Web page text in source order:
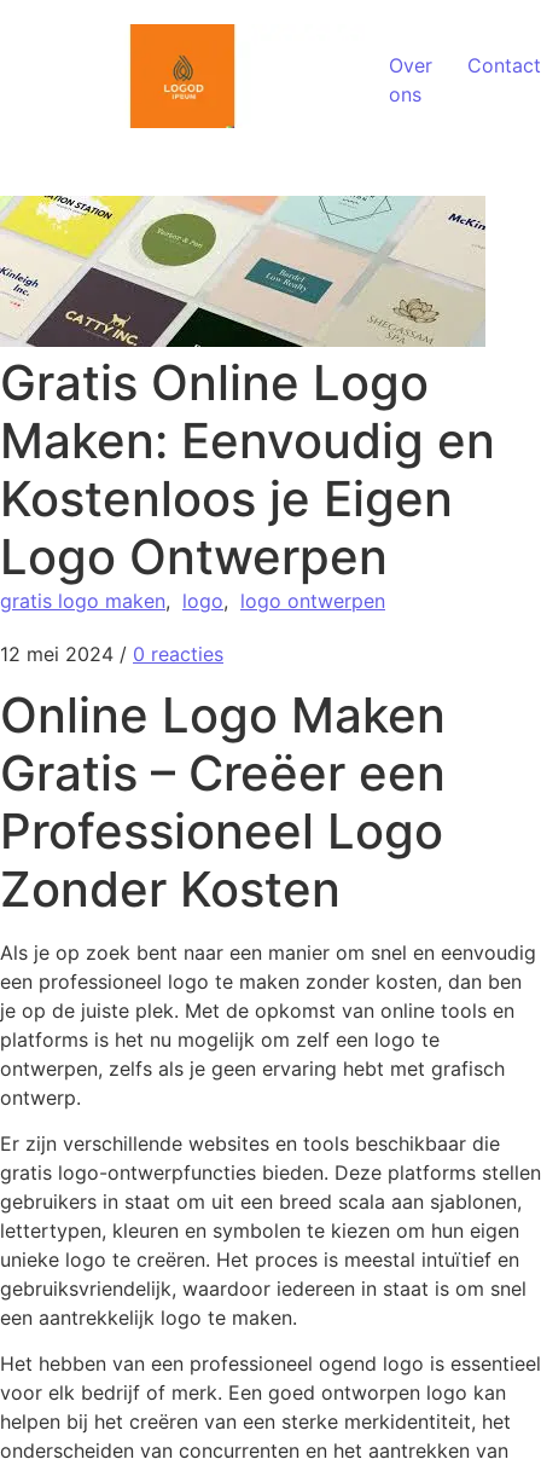
Over
ons
Contact
Gratis Online Logo
Maken: Eenvoudig en
Kostenloos je Eigen
Logo Ontwerpen
gratis logo maken, logo, logo ontwerpen
12 mei 2024 / 0 reacties
Online Logo Maken
Gratis – Creëer een
Professioneel Logo
Zonder Kosten
Als je op zoek bent naar een manier om snel en eenvoudig
een professioneel logo te maken zonder kosten, dan ben
je op de juiste plek. Met de opkomst van online tools en
platforms is het nu mogelijk om zelf een logo te
ontwerpen, zelfs als je geen ervaring hebt met grafisch
ontwerp.
Er zijn verschillende websites en tools beschikbaar die
gratis logo-ontwerpfuncties bieden. Deze platforms stellen
gebruikers in staat om uit een breed scala aan sjablonen,
lettertypen, kleuren en symbolen te kiezen om hun eigen
unieke logo te creëren. Het proces is meestal intuïtief en
gebruiksvriendelijk, waardoor iedereen in staat is om snel
een aantrekkelijk logo te maken.
Het hebben van een professioneel ogend logo is essentieel
voor elk bedrijf of merk. Een goed ontworpen logo kan
helpen bij het creëren van een sterke merkidentiteit, het
onderscheiden van concurrenten en het aantrekken van